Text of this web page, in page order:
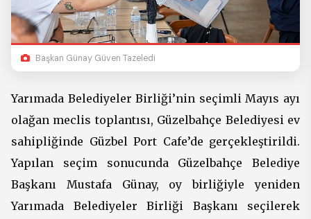
Başkan Günay Güven Tazeledi
Yarımada Belediyeler Birliği’nin seçimli Mayıs ayı
olağan meclis toplantısı, Güzelbahçe Belediyesi ev
sahipliğinde Güzbel Port Cafe’de gerçekleştirildi.
Yapılan seçim sonucunda Güzelbahçe Belediye
Başkanı Mustafa Günay, oy birliğiyle yeniden
Yarımada Belediyeler Birliği Başkanı seçilerek